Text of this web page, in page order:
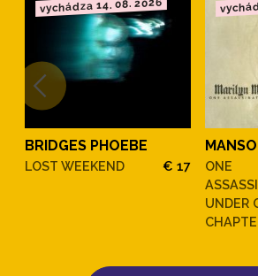
vychádza 14. 08. 2026
BRIDGES PHOEBE
LOST WEEKEND € 17
ONE
UNDER